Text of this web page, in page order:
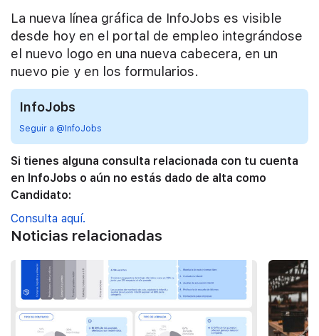
La nueva línea gráfica de InfoJobs es visible
desde hoy en el portal de empleo integrándose
el nuevo logo en una nueva cabecera, en un
nuevo pie y en los formularios.
InfoJobs
Seguir a @InfoJobs
Si tienes alguna consulta relacionada con tu cuenta
en InfoJobs o aún no estás dado de alta como
Candidato:
Consulta aquí.
Noticias relacionadas